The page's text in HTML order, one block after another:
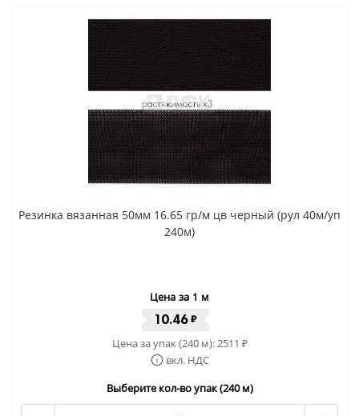
Резинка вязанная 50мм 16.65 гр/м цв черный (рул 40м/уп
240м)
Цена за 1 м
10.46₽
Цена за упак (240 м):2511 ₽
вкл. НДС
Выберите кол-во упак (240 м)